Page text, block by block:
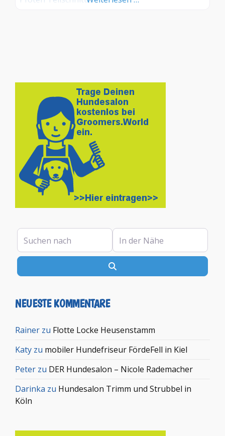
Suchen nach In der Nähe
NEUESTE KOMMENTARE
Rainer zu Flotte Locke Heusenstamm
Katy zu mobiler Hundefriseur FördeFell in Kiel
Peter zu DER Hundesalon – Nicole Rademacher
Darinka zu Hundesalon Trimm und Strubbel in
Köln